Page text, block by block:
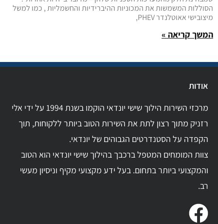
הסוללות המשמשות את המכוניות ההיברידיות והחשמליות , כמו למשל
מיצובישי אאוטלנדר PHEV,
המשך קריאה »
אודות
מרכזי השירות הילוך שישי יונדאי הוקמו בשנת 1994 על ידי אלי
רזניק מתוך רצון לתת את השירות הטוב ביותר ללקוחות, תוך
הקפדה על הסטנדרטים הגבוהים של יונדאי.
צוות המומחים המטפל ברכבך בהילוך שישי יונדאי הוא הטוב
והמקצועי ביותר בתחום. בעל ידע מקצועי מקיף וניסיון מעשי
רב.